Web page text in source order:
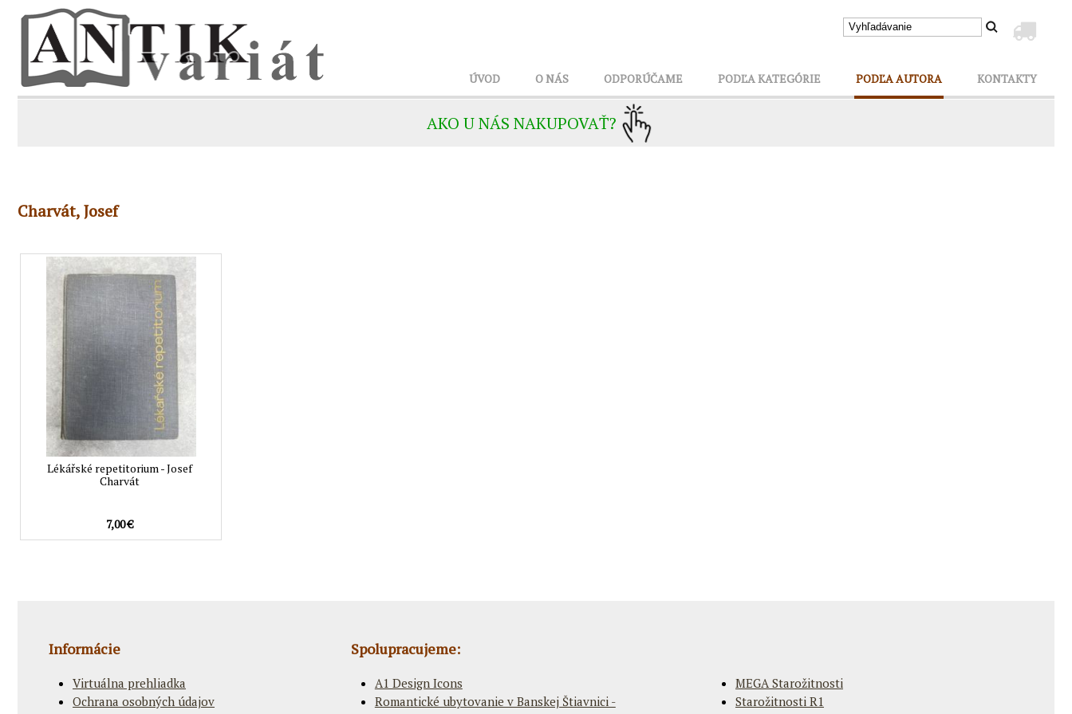
ÚVOD O NÁS ODPORÚČAME PODĽA KATEGÓRIE PODĽA AUTORA KONTAKTY
AKO U NÁS NAKUPOVAŤ?
Charvát, Josef
Lékářské repetitorium - Josef
Charvát
7,00 €
Informácie
Virtuálna prehliadka
Ochrana osobných údajov
Spolupracujeme:
A1 Design Icons
Romantické ubytovanie v Banskej Štiavnici -
MEGA Starožitnosti
Starožitnosti R1